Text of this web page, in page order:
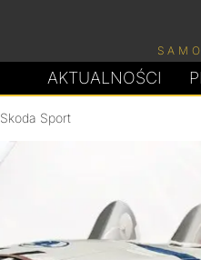
AKTUALNOŚCI
Skoda Sport